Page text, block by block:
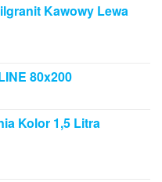
Kawowy Lewa
80x200
Kolor 1,5 Litra